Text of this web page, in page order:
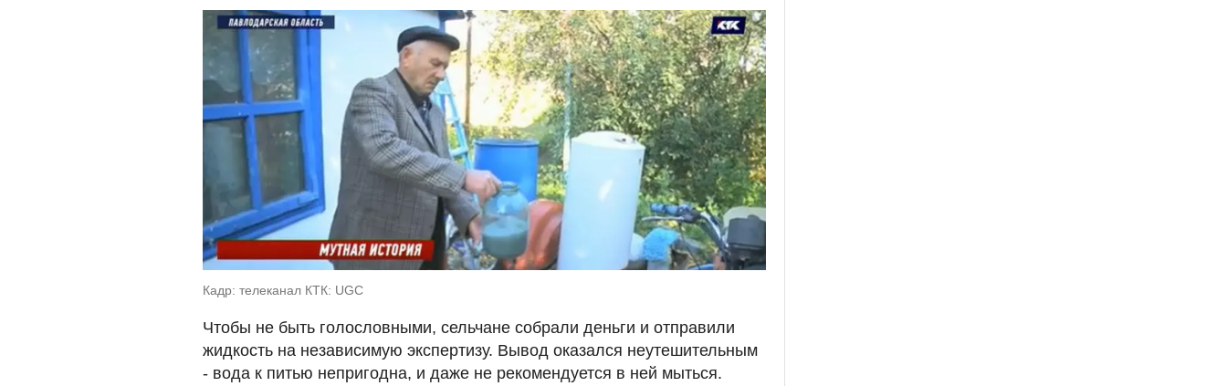
Кадр: телеканал КТК: UGC
Чтобы не быть голословными, сельчане собрали деньги и отправили
жидкость на независимую экспертизу. Вывод оказался неутешительным
- вода к питью непригодна, и даже не рекомендуется в ней мыться.